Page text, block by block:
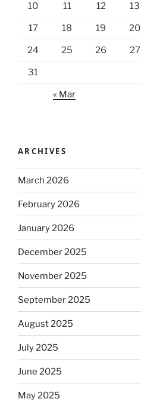
10 11 12 13
17 18 19 20
24 25 26 27
31
« Mar
ARCHIVES
March 2026
February 2026
January 2026
December 2025
November 2025
September 2025
August 2025
July 2025
June 2025
May 2025